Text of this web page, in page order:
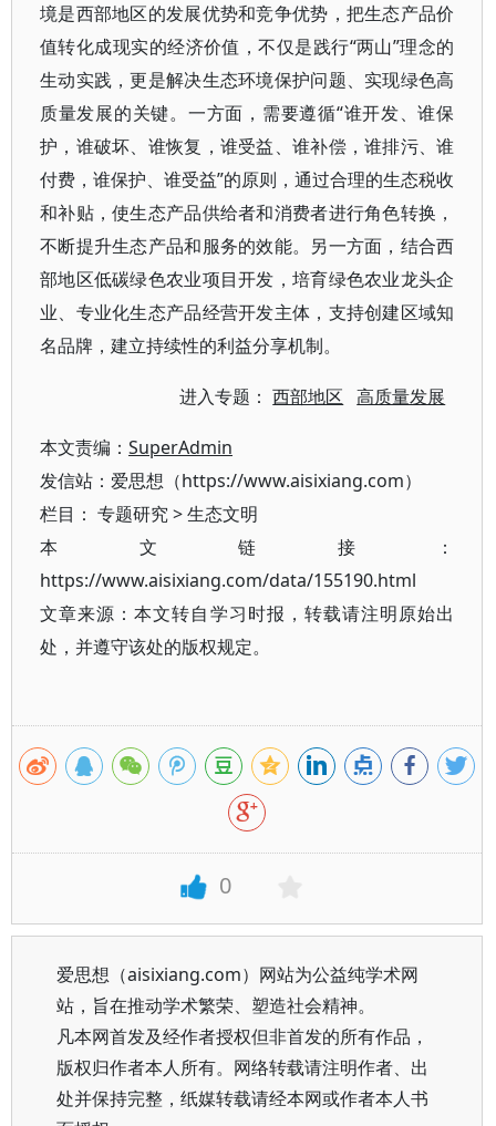
境是西部地区的发展优势和竞争优势，把生态产品价
值转化成现实的经济价值，不仅是践行“两山”理念的
生动实践，更是解决生态环境保护问题、实现绿色高
质量发展的关键。一方面，需要遵循“谁开发、谁保
护，谁破坏、谁恢复，谁受益、谁补偿，谁排污、谁
付费，谁保护、谁受益”的原则，通过合理的生态税收
和补贴，使生态产品供给者和消费者进行角色转换，
不断提升生态产品和服务的效能。另一方面，结合西
部地区低碳绿色农业项目开发，培育绿色农业龙头企
业、专业化生态产品经营开发主体，支持创建区域知
名品牌，建立持续性的利益分享机制。
进入专题：西部地区 高质量发展
本文责编： SuperAdmin
发信站：爱思想（https://www.aisixiang.com）
栏目： 专题研究>生态文明
本文链接：
https://www.aisixiang.com/data/155190.html
文章来源：本文转自学习时报，转载请注明原始出
处，并遵守该处的版权规定。
0
爱思想（aisixiang.com）网站为公益纯学术网
站，旨在推动学术繁荣、塑造社会精神。
凡本网首发及经作者授权但非首发的所有作品，
版权归作者本人所有。网络转载请注明作者、出
处并保持完整，纸媒转载请经本网或作者本人书